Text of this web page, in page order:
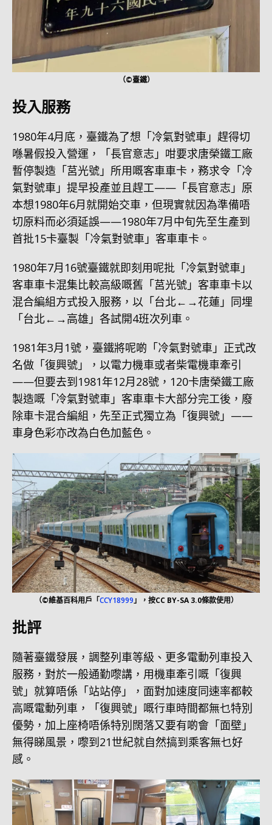
（©臺鐵）
投入服務
1980年4月底，臺鐵為了想「冷氣對號車」趕得切
喺暑假投入營運，「長官意志」咁要求唐榮鐵工廠
暫停製造「莒光號」所用嘅客車車卡，務求令「冷
氣對號車」提早投產並且趕工——「長官意志」原
本想1980年6月就開始交車，但現實就因為準備唔
切原料而必須延誤——1980年7月中旬先至生產到
首批15卡臺製「冷氣對號車」客車車卡。
1980年7月16號臺鐵就即刻用呢批「冷氣對號車」
客車車卡混集比較高級嘅舊「莒光號」客車車卡以
混合編組方式投入服務，以「台北←→花蓮」同埋
「台北←→高雄」各試開4班次列車。
1981年3月1號，臺鐵將呢啲「冷氣對號車」正式改
名做「復興號」，以電力機車或者柴電機車牽引
——但要去到1981年12月28號，120卡唐榮鐵工廠
製造嘅「冷氣對號車」客車車卡大部分完工後，廢
除車卡混合編組，先至正式獨立為「復興號」——
車身色彩亦改為白色加藍色。
（©維基百科用戶「CCY18999」，按CC BY-SA 3.0條款使用）
批評
隨著臺鐵發展，調整列車等級、更多電動列車投入
服務，對於一般通勤嚟講，用機車牽引嘅「復興
號」就算唔係「站站停」，面對加速度同速率都較
高嘅電動列車，「復興號」嘅行車時間都無乜特別
優勢，加上座椅唔係特別闊落又要有啲會「面壁」
無得睇風景，嚟到21世紀就自然搞到乘客無乜好
感。